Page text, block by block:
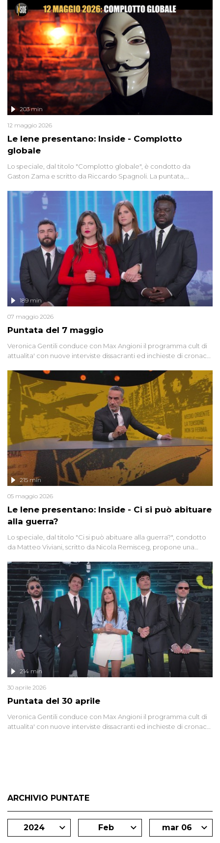
Le Iene presentano: Inside - Complotto
globale
203 min
12 maggio 2026
Lo speciale, dal titolo "Complotto globale", è condotto da
Gaston Zama e scritto da Riccardo Spagnoli. La puntata,
racconta l'universo delle narrazioni alternative, dei sospetti
globali e del complottismo che negli ultimi anni hanno invaso
social network, talk show, piazze digitali e immaginario collettivo.
Puntata del 7 maggio
189 min
07 maggio 2026
Veronica Gentili conduce con Max Angioni il programma cult di
attualita' con nuove interviste dissacranti ed inchieste di cronaca
Le Iene presentano: Inside - Ci si può abituare
alla guerra?
215 min
05 maggio 2026
Lo speciale, dal titolo "Ci si può abituare alla guerra?", condotto
da Matteo Viviani, scritto da Nicola Remisceg, propone una
di settore - su quanto la guerra sia diventata una realtà pervasiva.
Anche se l'Italia non è direttamente coinvolta in conflitti armati, il
contesto globale rende impossibile considerarla un fenomeno
lontano.
Puntata del 30 aprile
214 min
30 aprile 2026
Veronica Gentili conduce con Max Angioni il programma cult di
attualita' con nuove interviste dissacranti ed inchieste di cronaca
ARCHIVIO PUNTATE
2024 Feb mar 06